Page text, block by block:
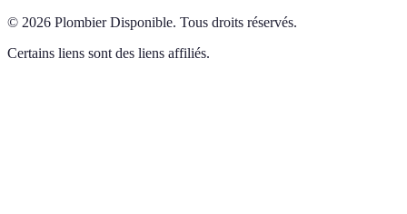
© 2026 Plombier Disponible. Tous droits réservés.
Certains liens sont des liens affiliés.